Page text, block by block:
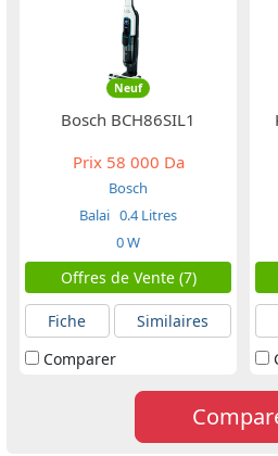
Neuf
Bosch BCH86SIL1
Prix58 000 Da
Bosch
Balai 0.4 Litres
0 W
Offres de Vente (7)
Fiche
Similaires
Comparer